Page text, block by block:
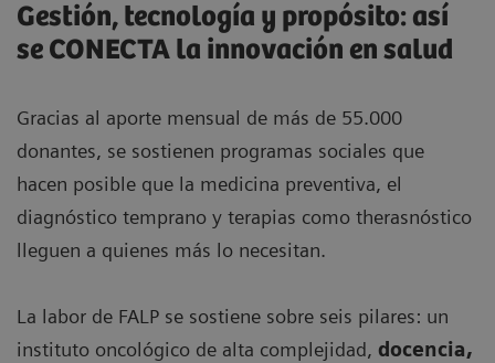
Gestión, tecnología y propósito: así
se CONECTA la innovación en salud
Gracias al aporte mensual de más de 55.000
donantes, se sostienen programas sociales que
hacen posible que la medicina preventiva, el
diagnóstico temprano y terapias como therasnóstico
lleguen a quienes más lo necesitan.
La labor de FALP se sostiene sobre seis pilares: un
instituto oncológico de alta complejidad, docencia,